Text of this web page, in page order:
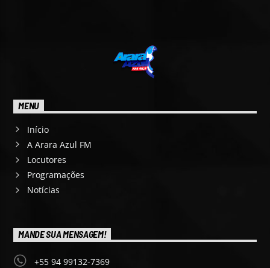
MENU
Início
A Arara Azul FM
Locutores
Programações
Notícias
MANDE SUA MENSAGEM!
+55 94 99132-7369